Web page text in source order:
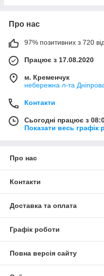
Про нас
97% позитивних з 720
Працює з 17.08.2020
м. Кременчук
небережна л-та
Контакти
Сьогодні працює з
Показати весь графік
Про нас
Контакти
Доставка та оплата
Графік роботи
Повна версія сайту